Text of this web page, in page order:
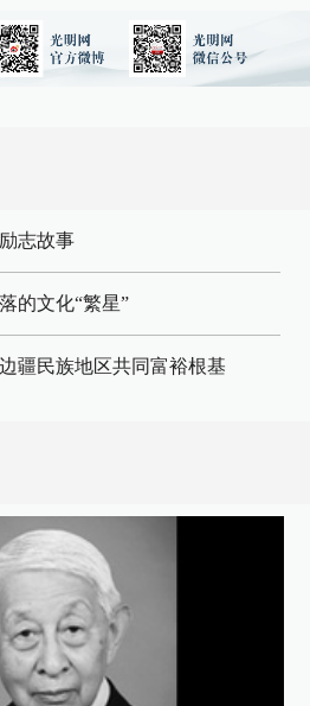
志故事
的文化“繁星”
疆民族地区共同富裕根基